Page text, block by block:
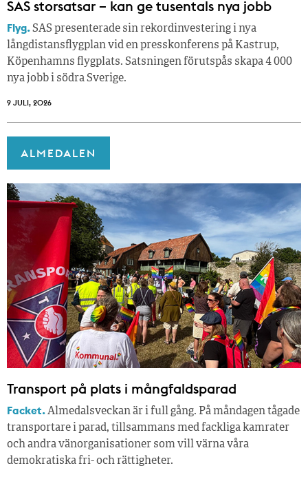
SAS storsatsar – kan ge tusentals nya jobb
Flyg.SAS presenterade sin rekordinvestering i nya
långdistansflygplan vid en presskonferens på Kastrup,
Köpenhamns flygplats. Satsningen förutspås skapa 4 000
nya jobb i södra Sverige.
9 JULI, 2026
ALMEDALEN
Transport på plats i mångfaldsparad
Facket.Almedalsveckan är i full gång. På måndagen tågade
transportare i parad, tillsammans med fackliga kamrater
och andra vänorganisationer som vill värna våra
demokratiska fri- och rättigheter.